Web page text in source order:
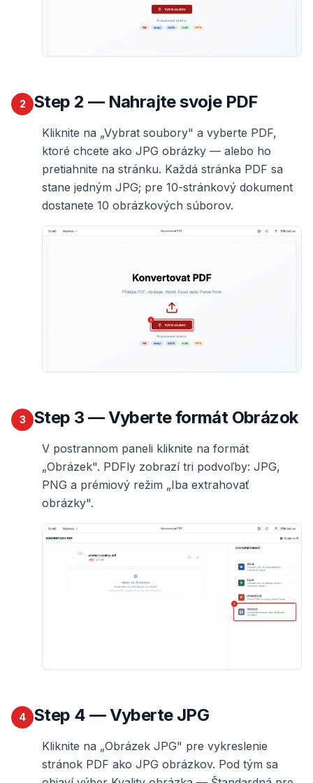
2 Step 2 — Nahrajte svoje PDF
Kliknite na „Vybrat soubory" a vyberte PDF,
ktoré chcete ako JPG obrázky — alebo ho
pretiahnite na stránku. Každá stránka PDF sa
stane jedným JPG; pre 10-stránkový dokument
dostanete 10 obrázkových súborov.
3 Step 3 — Vyberte formát Obrázok
V postrannom paneli kliknite na formát
„Obrázek". PDFly zobrazí tri podvoľby: JPG,
PNG a prémiový režim „Iba extrahovať
obrázky".
4 Step 4 — Vyberte JPG
Kliknite na „Obrázek JPG" pre vykreslenie
stránok PDF ako JPG obrázkov. Pod tým sa